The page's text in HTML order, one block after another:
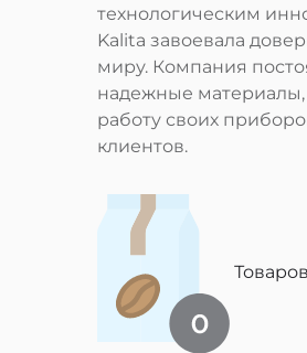
технологическим
Kalita завоевала
миру. Компания
надежные
работу своих
клиентов.